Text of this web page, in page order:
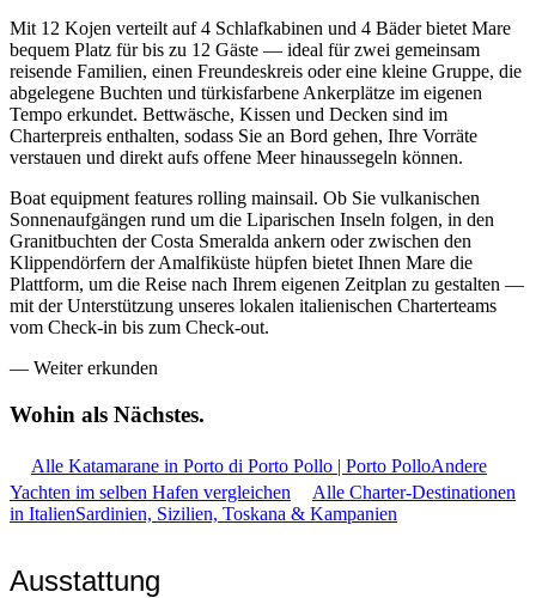
Mit 12 Kojen verteilt auf 4 Schlafkabinen und 4 Bäder bietet Mare
bequem Platz für bis zu 12 Gäste — ideal für zwei gemeinsam
reisende Familien, einen Freundeskreis oder eine kleine Gruppe, die
abgelegene Buchten und türkisfarbene Ankerplätze im eigenen
Tempo erkundet. Bettwäsche, Kissen und Decken sind im
Charterpreis enthalten, sodass Sie an Bord gehen, Ihre Vorräte
verstauen und direkt aufs offene Meer hinaussegeln können.
Boat equipment features rolling mainsail. Ob Sie vulkanischen
Sonnenaufgängen rund um die Liparischen Inseln folgen, in den
Granitbuchten der Costa Smeralda ankern oder zwischen den
Klippendörfern der Amalfiküste hüpfen bietet Ihnen Mare die
Plattform, um die Reise nach Ihrem eigenen Zeitplan zu gestalten —
mit der Unterstützung unseres lokalen italienischen Charterteams
vom Check-in bis zum Check-out.
— Weiter erkunden
Wohin als Nächstes.
Alle Katamarane in Porto di Porto Pollo | Porto PolloAndere
Yachten im selben Hafen vergleichen
Alle Charter-Destinationen
in ItalienSardinien, Sizilien, Toskana & Kampanien
Ausstattung